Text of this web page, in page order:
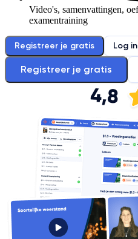
Video's, samenvattingen,
examentraining
Registreer je gratis Log in
Registreer je gratis